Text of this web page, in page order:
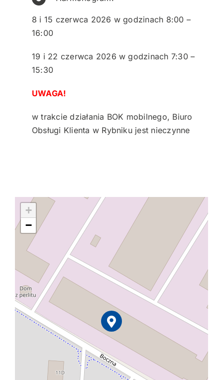
8 i 15 czerwca 2026 w godzinach 8:00 –
16:00
19 i 22 czerwca 2026 w godzinach 7:30 –
15:30
UWAGA!
w trakcie działania BOK mobilnego, Biuro
Obsługi Klienta w Rybniku jest nieczynne
+
−